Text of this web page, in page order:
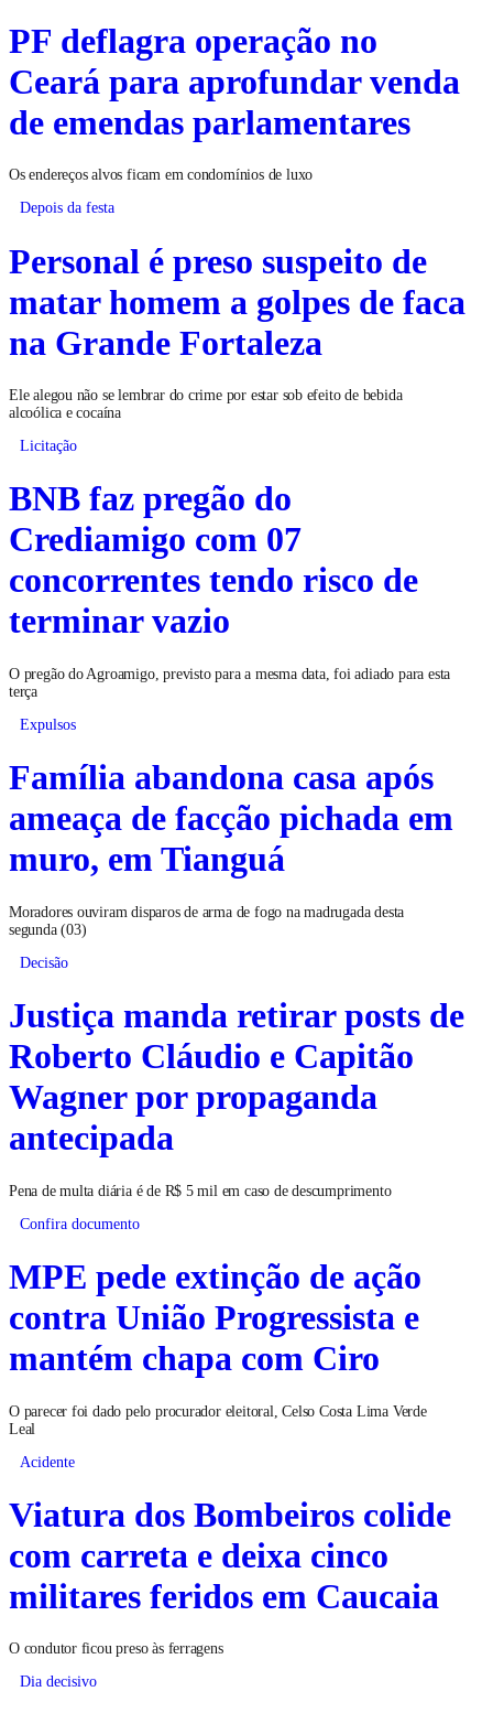
PF deflagra operação no
Ceará para aprofundar venda
de emendas parlamentares
Os endereços alvos ficam em condomínios de luxo
Depois da festa
Personal é preso suspeito de
matar homem a golpes de faca
na Grande Fortaleza
Ele alegou não se lembrar do crime por estar sob efeito de bebida
alcoólica e cocaína
Licitação
BNB faz pregão do
Crediamigo com 07
concorrentes tendo risco de
terminar vazio
O pregão do Agroamigo, previsto para a mesma data, foi adiado para esta
terça
Expulsos
Família abandona casa após
ameaça de facção pichada em
muro, em Tianguá
Moradores ouviram disparos de arma de fogo na madrugada desta
segunda (03)
Decisão
Justiça manda retirar posts de
Roberto Cláudio e Capitão
Wagner por propaganda
antecipada
Pena de multa diária é de R$ 5 mil em caso de descumprimento
Confira documento
MPE pede extinção de ação
contra União Progressista e
mantém chapa com Ciro
O parecer foi dado pelo procurador eleitoral, Celso Costa Lima Verde
Leal
Acidente
Viatura dos Bombeiros colide
com carreta e deixa cinco
militares feridos em Caucaia
O condutor ficou preso às ferragens
Dia decisivo